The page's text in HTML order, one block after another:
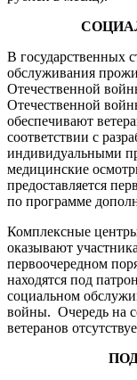
В государственных
обслуживания
Отечественной
Отечественной
обеспечивают
соответствии с
индивидуальными
медицинские
предоставляется
по программе
Комплексные
оказывают
первоочеред­ном
находятся под
социальном
войны. Очередь на
ветеранов